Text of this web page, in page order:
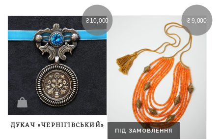
₴10,000
ДУКАЧ «ЧЕРНІГІВСЬКИЙ»
₴9,000
ПІД ЗАМОВЛЕННЯ